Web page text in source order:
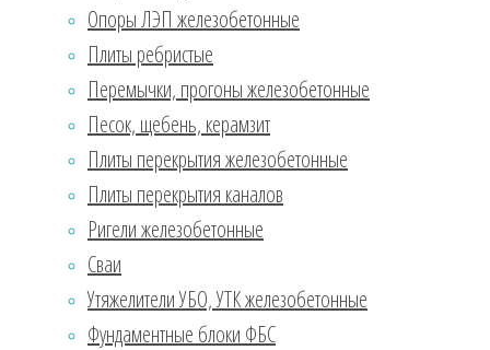
Опоры ЛЭП железобетонные
Плиты ребристые
Перемычки, прогоны железобетонные
Песок, щебень, керамзит
Плиты перекрытия железобетонные
Плиты перекрытия каналов
Ригели железобетонные
Сваи
Утяжелители УБО, УТК железобетонные
Фундаментные блоки ФБС
стойкость на
обладают
высокой
коррозионной
стойкостью и
малой
гигроскопичностью.
Способны
мороз и
высокие …